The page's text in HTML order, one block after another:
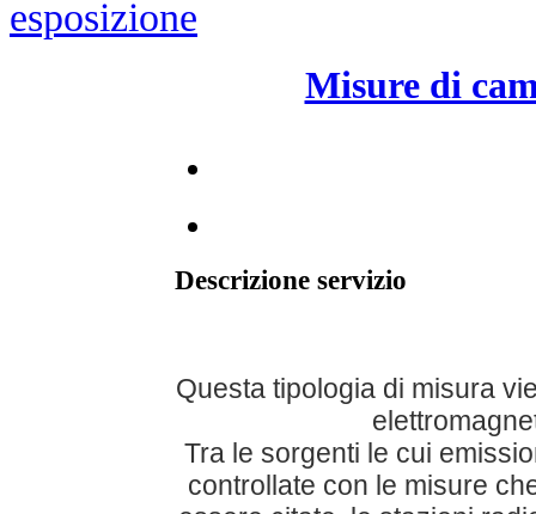
esposizione
Misure di
Descrizione servizio
Questa tipologia di misura
Tra le sorgenti le cui
controllate con le misure